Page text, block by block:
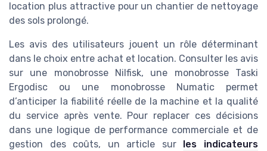
location plus attractive pour un chantier de nettoyage
des sols prolongé.
Les avis des utilisateurs jouent un rôle déterminant
dans le choix entre achat et location. Consulter les avis
sur une monobrosse Nilfisk, une monobrosse Taski
Ergodisc ou une monobrosse Numatic permet
d’anticiper la fiabilité réelle de la machine et la qualité
du service après vente. Pour replacer ces décisions
dans une logique de performance commerciale et de
gestion des coûts, un article sur
les indicateurs